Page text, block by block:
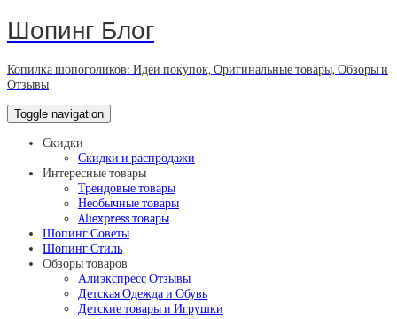
Шопинг Блог
Копилка шопоголиков: Идеи покупок, Оригинальные товары, Обзоры и
Отзывы
Toggle navigation
Скидки
Скидки и распродажи
Интересные товары
Трендовые товары
Необычные товары
Aliexpress товары
Шопинг Советы
Шопинг Стиль
Обзоры товаров
Алиэкспресс Отзывы
Детская Одежда и Обувь
Детские товары и Игрушки